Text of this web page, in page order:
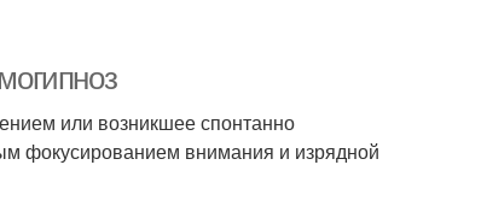
или возникшее спонтанно
фокусированием внимания и изрядной